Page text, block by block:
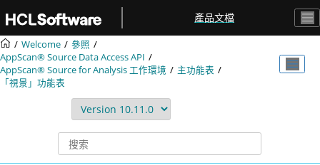
產品文檔
Welcome
參照
AppScan® Source Data Access API
AppScan® Source for Analysis 工作環境
主功能表
「視景」功能表